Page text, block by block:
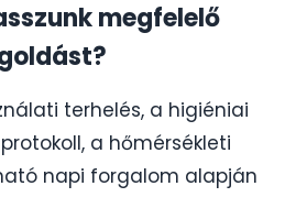
megfelelő
terhelés, a higiéniai
a hőmérsékleti
napi forgalom alapján